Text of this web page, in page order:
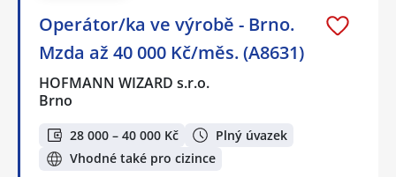
Operátor/ka ve výrobě - Brno.
Mzda až 40 000 Kč/měs. (A8631)
HOFMANN WIZARD s.r.o.
Brno
28 000 – 40 000 Kč
Plný úvazek
Vhodné také pro cizince